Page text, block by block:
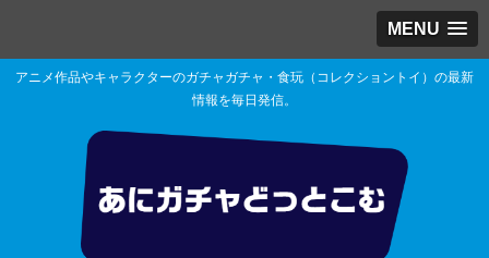
MENU
アニメ作品やキャラクターのガチャガチャ・食玩（コレクショントイ）の最新
情報を毎日発信。